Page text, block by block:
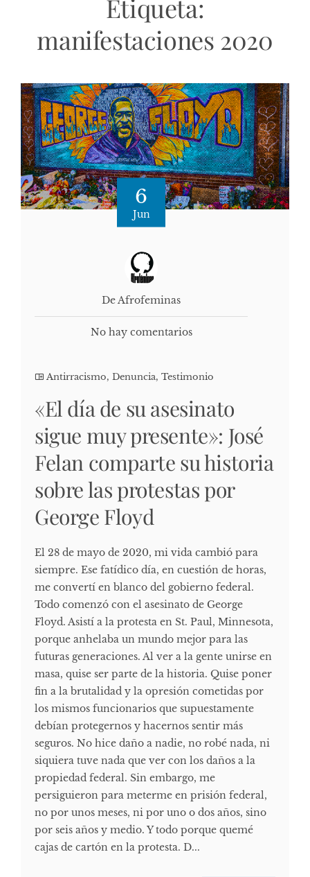
Etiqueta:
manifestaciones 2020
6
Jun
De Afrofeminas
No hay comentarios
Antirracismo, Denuncia, Testimonio
«El día de su asesinato
sigue muy presente»: José
Felan comparte su historia
sobre las protestas por
George Floyd
El 28 de mayo de 2020, mi vida cambió para
siempre. Ese fatídico día, en cuestión de horas,
me convertí en blanco del gobierno federal.
Todo comenzó con el asesinato de George
Floyd. Asistí a la protesta en St. Paul, Minnesota,
porque anhelaba un mundo mejor para las
futuras generaciones. Al ver a la gente unirse en
masa, quise ser parte de la historia. Quise poner
fin a la brutalidad y la opresión cometidas por
los mismos funcionarios que supuestamente
debían protegernos y hacernos sentir más
seguros. No hice daño a nadie, no robé nada, ni
siquiera tuve nada que ver con los daños a la
propiedad federal. Sin embargo, me
persiguieron para meterme en prisión federal,
no por unos meses, ni por uno o dos años, sino
por seis años y medio. Y todo porque quemé
cajas de cartón en la protesta. D...